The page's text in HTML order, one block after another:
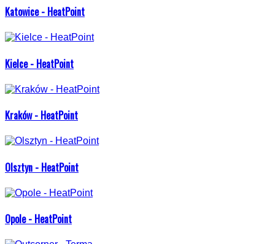
Katowice - HeatPoint
Kielce - HeatPoint
Kraków - HeatPoint
Olsztyn - HeatPoint
Opole - HeatPoint